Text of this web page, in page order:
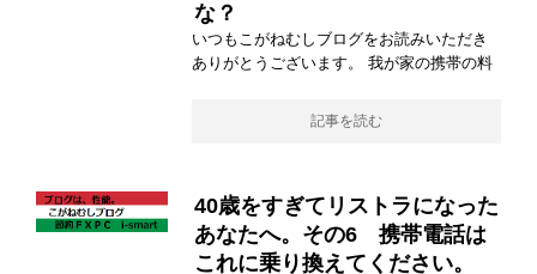
な？
いつもこがねむしブログをお読みいただき
ありがとうございます。 我が家の携帯の料
記事を読む
40歳をすぎてリストラになった
あなたへ。その6 携帯電話は
これに乗り換えてください。